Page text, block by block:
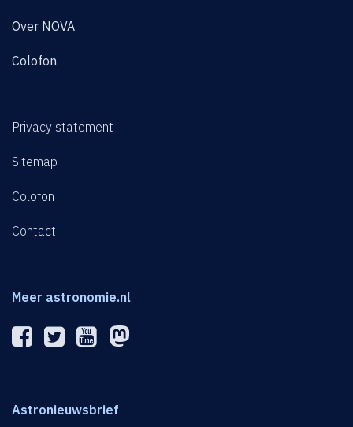
Over NOVA
Colofon
Privacy statement
Sitemap
Colofon
Contact
Meer astronomie.nl
Astronieuwsbrief